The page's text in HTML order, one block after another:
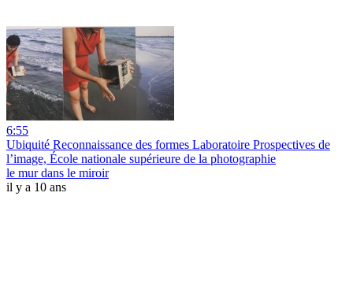
6:55
Ubiquité Reconnaissance des formes Laboratoire Prospectives de
l’image, École nationale supérieure de la photographie
le mur dans le miroir
il y a 10 ans